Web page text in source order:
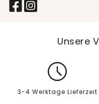
Unsere
3-4 Werktage Lieferzeit